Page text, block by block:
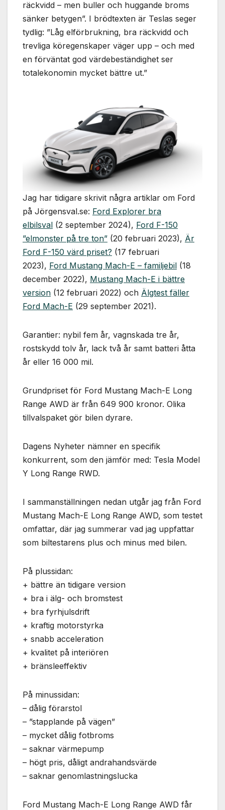
räckvidd – men buller och huggande broms
sänker betygen”. I brödtexten är Teslas seger
tydlig: ”Låg elförbrukning, bra räckvidd och
trevliga köregenskaper väger upp – och med
en förväntat god värdebeständighet ser
totalekonomin mycket bättre ut.”
Jag har tidigare skrivit några artiklar om Ford
på Jörgensval.se: Ford Explorer bra
elbilsval (2 september 2024), Ford F-150
”elmonster på tre ton” (20 februari 2023), Är
Ford F-150 värd priset? (17 februari
2023), Ford Mustang Mach-E – familjebil (18
december 2022), Mustang Mach-E i bättre
version (12 februari 2022) och Älgtest fäller
Ford Mach-E (29 september 2021).
Garantier: nybil fem år, vagnskada tre år,
rostskydd tolv år, lack två år samt batteri åtta
år eller 16 000 mil.
Grundpriset för Ford Mustang Mach-E Long
Range AWD är från 649 900 kronor. Olika
tillvalspaket gör bilen dyrare.
Dagens Nyheter nämner en specifik
konkurrent, som den jämför med: Tesla Model
Y Long Range RWD.
I sammanställningen nedan utgår jag från Ford
Mustang Mach-E Long Range AWD, som testet
omfattar, där jag summerar vad jag uppfattar
som biltestarens plus och minus med bilen.
På plussidan:
+ bättre än tidigare version
+ bra i älg- och bromstest
+ bra fyrhjulsdrift
+ kraftig motorstyrka
+ snabb acceleration
+ kvalitet på interiören
+ bränsleeffektiv
På minussidan:
– dålig förarstol
– ”stapplande på vägen”
– mycket dålig fotbroms
– saknar värmepump
– högt pris, dåligt andrahandsvärde
– saknar genomlastningslucka
Ford Mustang Mach-E Long Range AWD får
Nödvändiga
Dessa kakor
går inte att
välja bort. De
behövs för
över huvud
taget ska
fungera.
Statistik
För att vi ska
kunna
förbättra
hemsidans
funktionalitet
baserat på
Marknadsföring
Genom att dela
med dig av dina
surfar ökar du
chansen att få se